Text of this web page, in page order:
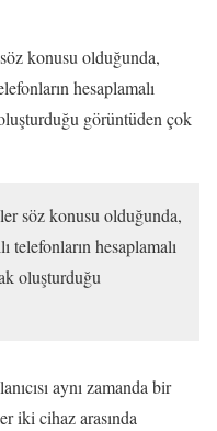
konusu olduğunda,
hesaplamalı
görüntüden çok
söz konusu olduğunda,
telefonların hesaplamalı
oluşturduğu
aynı zamanda bir
iki cihaz arasında